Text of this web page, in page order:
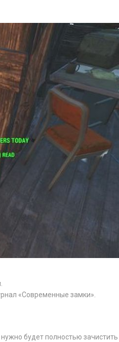
«Современные замки».
будет полностью зачистить